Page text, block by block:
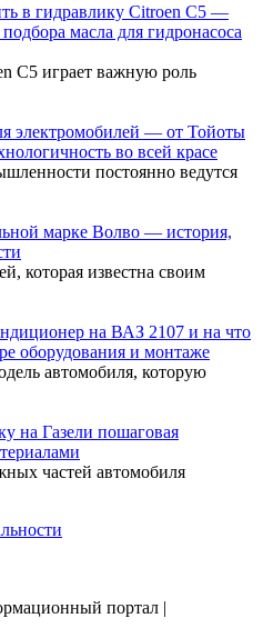
в гидравлику Citroen C5 —
масла для гидронасоса
C5 играет важную роль
электромобилей — от Тойоты
во всей красе
постоянно ведутся
марке Волво — история,
которая известна своим
на ВАЗ 2107 и на что
оборудования и монтаже
автомобиля, которую
на Газели пошаговая
частей автомобиля
портал |